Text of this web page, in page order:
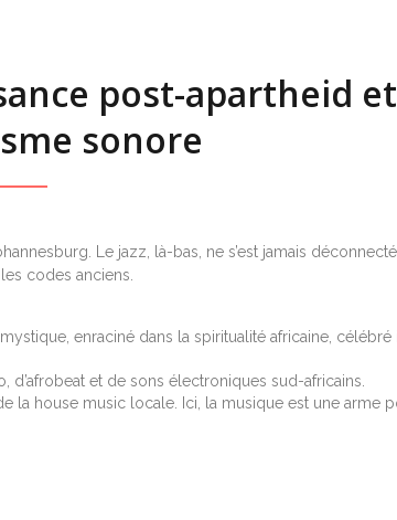
post-apartheid et
sonore
Le jazz, là-bas, ne s’est jamais
codes anciens.
enraciné dans la spiritualité africaine, célébré
d’afrobeat et de sons électroniques sud-africains.
la house music locale. Ici, la musique est une arme